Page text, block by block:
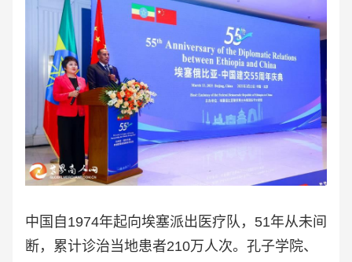
中国自1974年起向埃塞派出医疗队，51年从未间
断，累计诊治当地患者210万人次。孔子学院、